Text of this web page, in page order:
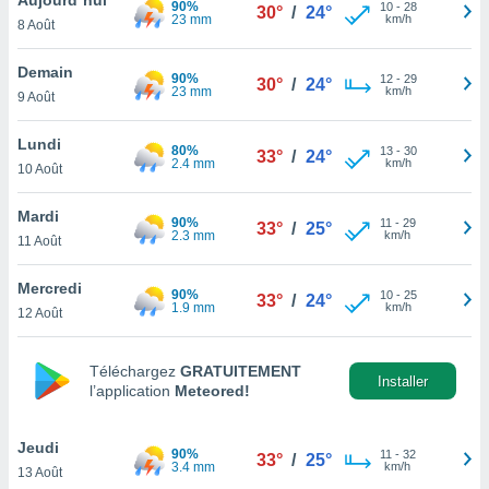
et
»,
au
vous
qu'ils
ou
le
ainsi
un
la
du
8 Août
90%
23 mm
30° / 24° 10- 28
km/h
Demain
9 Août
90%
23 mm
30° / 24° 12- 29
km/h
Lundi
10 Août
80%
2.4 mm
33° / 24° 13- 30
km/h
Mardi
11 Août
90%
2.3 mm
33° / 25° 11 - 29
km/h
Mercredi
12 Août
90%
1.9 mm
33° / 24° 10- 25
km/h
Téléchargez GRATUITEMENT
l’application Meteored!
Installer
Jeudi
13 Août
90%
3.4 mm
33° / 25° 11 - 32
km/h